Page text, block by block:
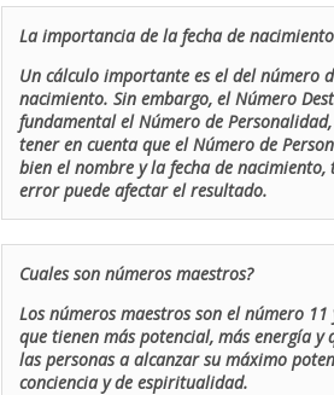
La importancia de la fecha de nacimiento
Un cálculo importante es el del número
nacimiento. Sin embargo, el Número
fundamental el Número de
tener en cuenta que el Número de
bien el nombre y la fecha de
error puede afectar el resultado.
Cuales son números maestros?
Los números maestros son el número
que tienen más potencial, más energía
las personas a alcanzar su máximo
conciencia y de espiritualidad.